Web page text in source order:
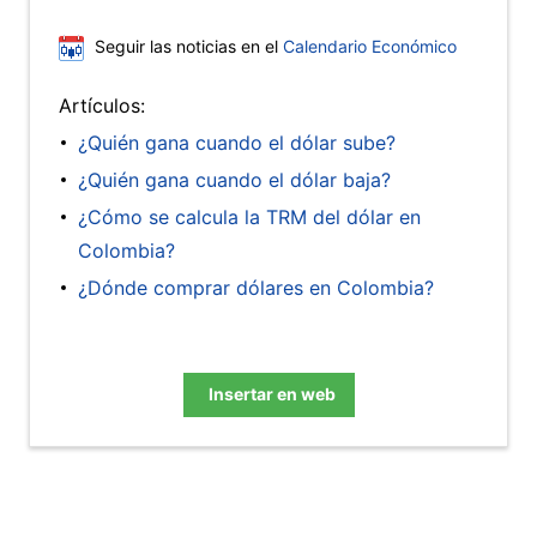
Seguir las noticias en el Calendario Económico
Artículos:
¿Quién gana cuando el dólar sube?
¿Quién gana cuando el dólar baja?
¿Cómo se calcula la TRM del dólar en
Colombia?
¿Dónde comprar dólares en Colombia?
Insertar en web